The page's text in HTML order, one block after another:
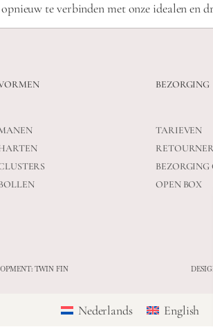
te verbinden met onze idealen en
BEZORGING
TARIEVEN
BEZORGING
OPEN BOX
TWIN FIN
Nederlands English